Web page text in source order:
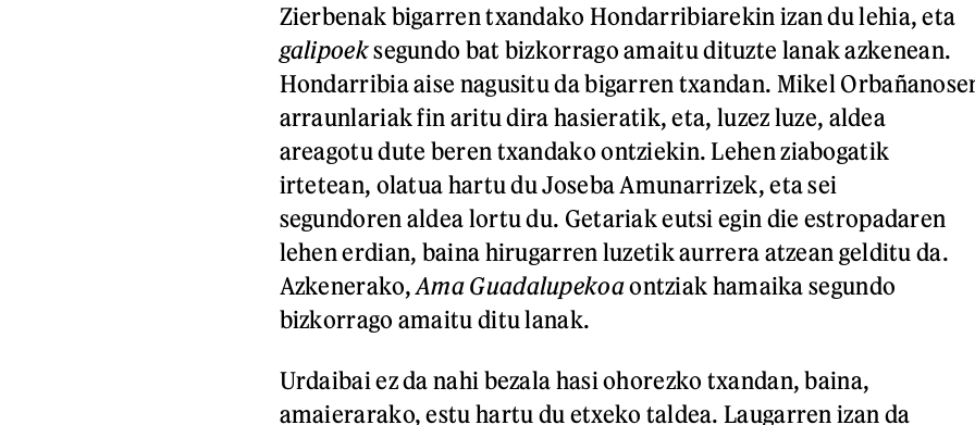
Zierbenak bigarren txandako Hondarribiarekin izan du lehia, eta
galipoeksegundo bat bizkorrago amaitu dituzte lanak azkenean.
Hondarribia aise nagusitu da bigarren txandan. Mikel
arraunlariak fin aritu dira hasieratik, eta, luzez luze, aldea
areagotu dute beren txandako ontziekin. Lehen ziabogatik
irtetean, olatua hartu du Joseba Amunarrizek, eta sei
segundoren aldea lortu du. Getariak eutsi egin die estropadaren
lehen erdian, baina hirugarren luzetik aurrera atzean gelditu da.
Azkenerako, Ama Guadalupekoaontziak hamaika segundo
bizkorrago amaitu ditu lanak.
Urdaibai ez da nahi bezala hasi ohorezko txandan, baina,
amaierarako, estu hartu du etxeko taldea. Laugarren izan da